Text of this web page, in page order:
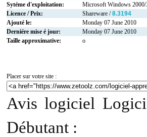
Sytéme d'exploitation:
Microsoft Windows
Licence / Prix:
Shareware /8.3194
Ajouté le:
Monday 07 June 2010
Derniére mise é jour:
Monday 07 June 2010
Taille approximative:
o
Placer sur votre site :
Avis logiciel
Débutant :